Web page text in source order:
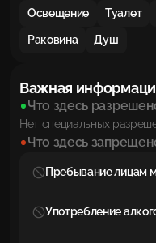
Освещение Туалет
Раковина Душ
Важная
Что здесь
Нет специальных
Что здесь
Пребывание лицам
Употребление